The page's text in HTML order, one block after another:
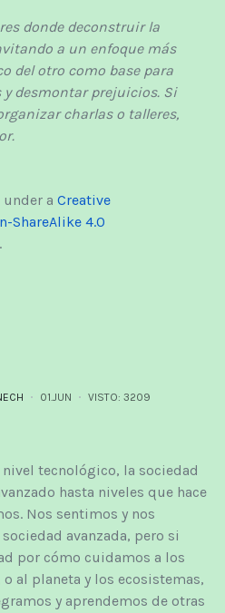
donde deconstruir la
a un enfoque más
del otro como base para
desmontar prejuicios. Si
charlas o talleres,
a Creative
ShareAlike 4.0
.
01.JUN VISTO: 3209
tecnológico, la sociedad
hasta niveles que hace
Nos sentimos y nos
avanzada, pero si
por cómo cuidamos a los
al planeta y los ecosistemas,
y aprendemos de otras